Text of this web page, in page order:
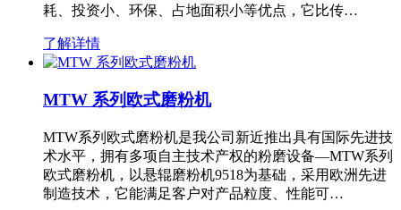
耗、投资小、环保、占地面积小等优点，它比传…
了解详情
MTW 系列欧式磨粉机
MTW系列欧式磨粉机是我公司新近推出具有国际先进技
术水平，拥有多项自主技术产权的粉磨设备—MTW系列
欧式磨粉机，以悬辊磨粉机9518为基础，采用欧洲先进
制造技术，它能满足客户对产品粒度、性能可…